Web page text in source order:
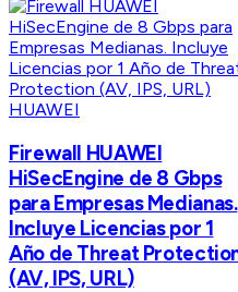
HUAWEI
Firewall HUAWEI
HiSecEngine de 8 Gbps
para Empresas Medianas.
Incluye Licencias por 1
Año de Threat
(AV, IPS, URL)